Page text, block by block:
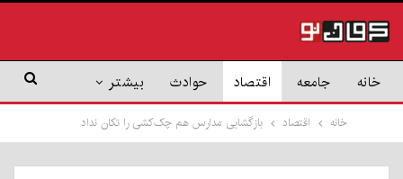
خانه جامعه اقتصاد حوادث بیشتر
خانه اقتصاد بازگشایی مدارس هم چک‌کشی را تکان نداد